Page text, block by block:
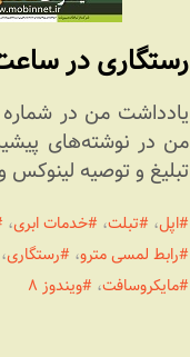
رستگاری در
من در نوشته‌های
تبلیغ و توصیه
اپل، تبلت، خدمات ابری،
رابط لمسی مترو، رستگاری،
مایکروسافت، ویندوز ۸